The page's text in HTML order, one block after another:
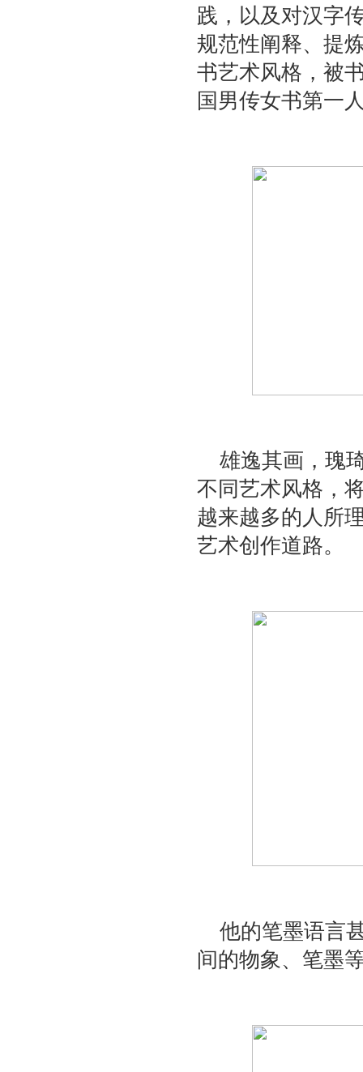
践，以及对汉字
规范性阐释、提
书艺术风格，被
国男传女书第一
雄逸其画，瑰
不同艺术风格，
越来越多的人所
艺术创作道路。
他的笔墨语言
间的物象、笔墨